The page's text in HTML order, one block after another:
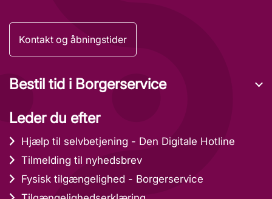
Kontakt og åbningstider
Bestil tid i Borgerservice
Leder du efter
Hjælp til selvbetjening - Den Digitale Hotline
Tilmelding til nyhedsbrev
Fysisk tilgængelighed - Borgerservice